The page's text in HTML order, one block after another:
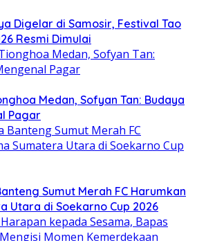
Digelar di Samosir, Festival Tao
Resmi Dimulai
Medan, Sofyan Tan: Budaya
Pagar
Sumut Merah FC Harumkan
Utara di Soekarno Cup 2026